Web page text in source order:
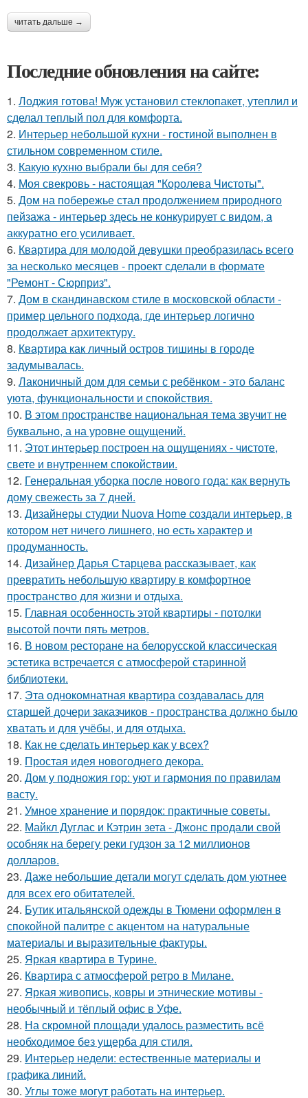
читать дальше →
Последние обновления на сайте:
1. Лоджия готова! Муж установил стеклопакет, утеплил и
сделал теплый пол для комфорта.
2. Интерьер небольшой кухни - гостиной выполнен в
стильном современном стиле.
3. Какую кухню выбрали бы для себя?
4. Моя свекровь - настоящая "Королева Чистоты".
5. Дом на побережье стал продолжением природного
пейзажа - интерьер здесь не конкурирует с видом, а
аккуратно его усиливает.
6. Квартира для молодой девушки преобразилась всего
за несколько месяцев - проект сделали в формате
"Ремонт - Сюрприз".
7. Дом в скандинавском стиле в московской области -
пример цельного подхода, где интерьер логично
продолжает архитектуру.
8. Квартира как личный остров тишины в городе
задумывалась.
9. Лаконичный дом для семьи с ребёнком - это баланс
уюта, функциональности и спокойствия.
10. В этом пространстве национальная тема звучит не
буквально, а на уровне ощущений.
11. Этот интерьер построен на ощущениях - чистоте,
свете и внутреннем спокойствии.
12. Генеральная уборка после нового года: как вернуть
дому свежесть за 7 дней.
13. Дизайнеры студии Nuova Home создали интерьер, в
котором нет ничего лишнего, но есть характер и
продуманность.
14. Дизайнер Дарья Старцева рассказывает, как
превратить небольшую квартиру в комфортное
пространство для жизни и отдыха.
15. Главная особенность этой квартиры - потолки
высотой почти пять метров.
16. В новом ресторане на белорусской классическая
эстетика встречается с атмосферой старинной
библиотеки.
17. Эта однокомнатная квартира создавалась для
старшей дочери заказчиков - пространства должно было
хватать и для учёбы, и для отдыха.
18. Как не сделать интерьер как у всех?
19. Простая идея новогоднего декора.
20. Дом у подножия гор: уют и гармония по правилам
васту.
21. Умное хранение и порядок: практичные советы.
22. Майкл Дуглас и Кэтрин зета - Джонс продали свой
особняк на берегу реки гудзон за 12 миллионов
долларов.
23. Даже небольшие детали могут сделать дом уютнее
для всех его обитателей.
24. Бутик итальянской одежды в Тюмени оформлен в
спокойной палитре с акцентом на натуральные
материалы и выразительные фактуры.
25. Яркая квартира в Турине.
26. Квартира с атмосферой ретро в Милане.
27. Яркая живопись, ковры и этнические мотивы -
необычный и тёплый офис в Уфе.
28. На скромной площади удалось разместить всё
необходимое без ущерба для стиля.
29. Интерьер недели: естественные материалы и
графика линий.
30. Углы тоже могут работать на интерьер.